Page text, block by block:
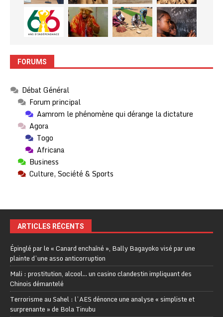
FORUMS
Débat Général
Forum principal
Aamrom le phénomène qui dérange la dictature
Agora
Togo
Africana
Business
Culture, Société & Sports
ARTICLES RÉCENTS
Épinglé par le « Canard enchaîné », Bally Bagayoko visé par une
plainte d’une asso anticorruption
Mali : prostitution, alcool… un casino clandestin impliquant des
Chinois démantelé
Terrorisme au Sahel : l’AES dénonce une analyse « simpliste et
surprenante » de Bola Tinubu